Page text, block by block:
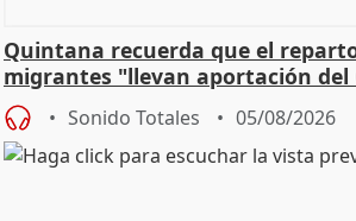
Quintana recuerda que el
migrantes "llevan aportación del
central
Sonido Totales 05/08/2026